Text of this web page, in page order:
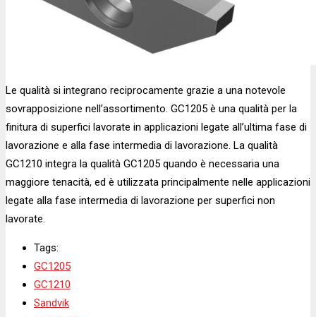
Le qualità si integrano reciprocamente grazie a una notevole
sovrapposizione nell’assortimento. GC1205 è una qualità per la
finitura di superfici lavorate in applicazioni legate all’ultima fase di
lavorazione e alla fase intermedia di lavorazione. La qualità
GC1210 integra la qualità GC1205 quando è necessaria una
maggiore tenacità, ed è utilizzata principalmente nelle applicazioni
legate alla fase intermedia di lavorazione per superfici non
lavorate.
Tags:
GC1205
GC1210
Sandvik